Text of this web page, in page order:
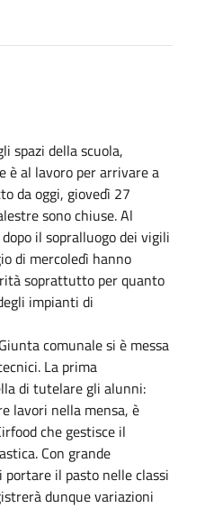
spazi della scuola,
è al lavoro per arrivare a
da oggi, giovedì 27
sono chiuse. Al
il sopralluogo dei vigili
di mercoledì hanno
soprattutto per quanto
impianti di
comunale si è messa
La prima
di tutelare gli alunni:
lavori nella mensa, è
che gestisce il
Con grande
il pasto nelle classi
dunque variazioni